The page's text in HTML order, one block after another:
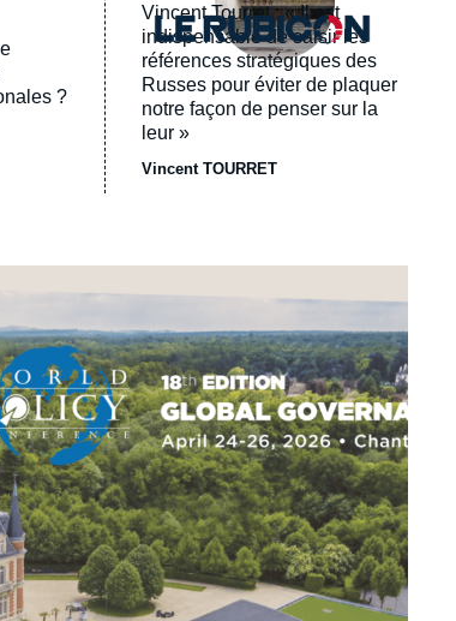
?
Logo
Vincent Tourret : « Il est
indispensable de saisir les
références stratégiques des
Russes pour éviter de plaquer
notre façon de penser sur la
leur »
Vincent TOURRET